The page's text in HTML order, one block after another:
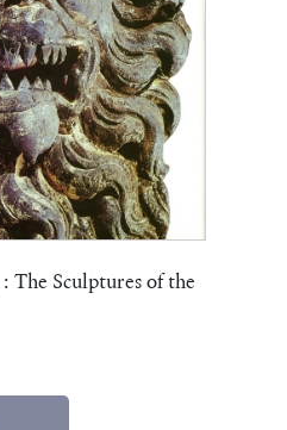
The Sculptures of the